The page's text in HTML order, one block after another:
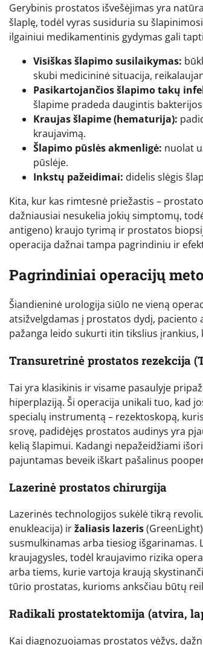
Gerybinis prostatos išvešėjimas yra
šlaplę, todėl vyras susiduria su
ilgainiui medikamentinis gydymas gali
Visiškas šlapimo susilaikymas:
skubi medicininė situacija,
Pasikartojančios šlapimo takų
šlapime pradeda daugintis
Kraujas šlapime (hematurija):
kraujavimą.
Šlapimo pūslės akmenligė: nuolat
pūslėje.
Inkstų pažeidimai: didelis slėgis
Kita, kur kas rimtesnė priežastis –
dažniausiai nesukelia jokių simptomų,
antigeno) kraujo tyrimą ir prostatos
operacija dažnai tampa pagrindiniu ir
Pagrindiniai operacijų
Šiandieninė urologija siūlo ne vieną
atsižvelgdamas į prostatos dydį,
pažanga leido sukurti itin tikslius
Transuretrinė prostatos rezekcija
Tai yra klasikinis ir visame pasaulyje
hiperplaziją. Ši operacija unikali tuo, kad
specialų instrumentą – rezektoskopą,
srovę, padidėjęs prostatos audinys yra
kelią šlapimui. Kadangi nepažeidžiami
pajuntamas beveik iškart pašalinus
Lazerinė prostatos chirurgija
Lazerinės technologijos sukėlė tikrą
enukleacija) iržaliasis lazeris
susmulkinamas arba tiesiog
kraujagysles, todėl kraujavimo rizika
arba tiems, kurie vartoja kraują
tūrio prostatas, kurioms anksčiau būtų
Radikali prostatektomija (atvira,
Kai diagnozuojamas prostatos vėžys,